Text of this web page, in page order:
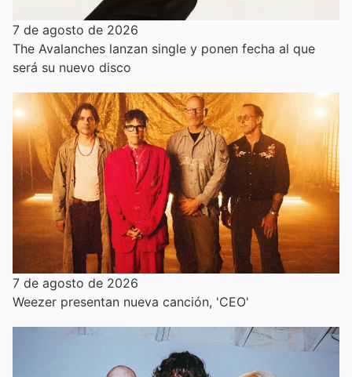
7 de agosto de 2026
The Avalanches lanzan single y ponen fecha al que
será su nuevo disco
7 de agosto de 2026
Weezer presentan nueva canción, 'CEO'